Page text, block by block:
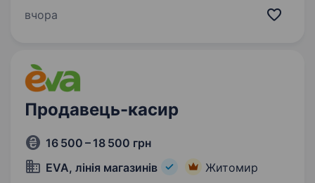
(не за касою). Раді розглянути кандидатів: З
вчора
Продавець-касир
16 500 – 18 500 грн
EVA, лінія магазинів
Житомир